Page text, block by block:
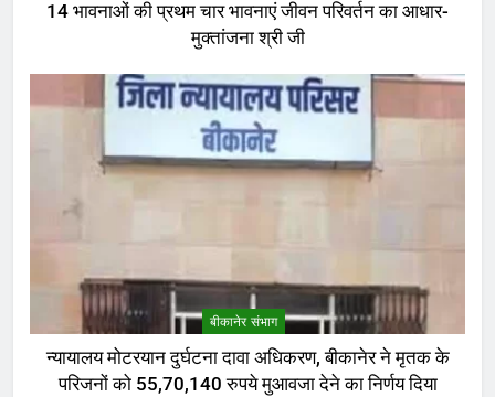
14 भावनाओं की प्रथम चार भावनाएं जीवन परिवर्तन का आधार-
मुक्तांजना श्री जी
बीकानेर संभाग
न्यायालय मोटरयान दुर्घटना दावा अधिकरण, बीकानेर ने मृतक के
परिजनों को 55,70,140 रुपये मुआवजा देने का निर्णय दिया